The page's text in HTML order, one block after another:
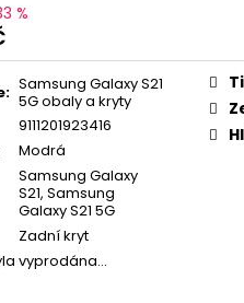
%
: Samsung Galaxy S21
5G obaly a kryty
9111201923416
Modrá
Samsung Galaxy
S21, Samsung
Galaxy S21 5G
Zadní kryt
vyprodána…